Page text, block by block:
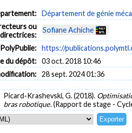
Département de génie
ou
directrices:
Sofiane Achiche
https://
du dépôt: 03 oct. 2018 10:46
28 sept. 2024 01:36
Picard-Krashevski, G. (2018).
bras robotique.(Rapport de stage -